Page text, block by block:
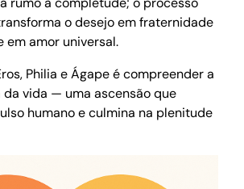
o desejo em fraternidade
em amor universal.
Philia e Ágape é compreender a
vida — uma ascensão que
humano e culmina na plenitude